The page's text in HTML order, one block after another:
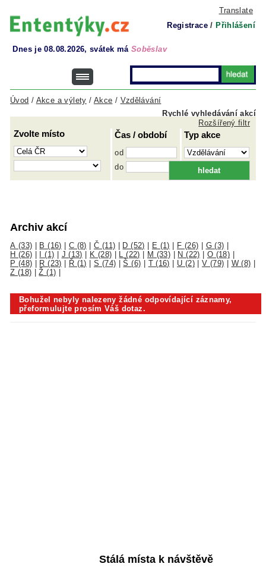
Translate
Registrace / Přihlášení
Dnes je 08.08.2026, svátek má Soběslav
Rychlé vyhledávání akcí
Úvod / Akce a výlety / Akce / Vzdělávání
Zvolte místo Čas / období
od
do
Typ akce
Rozšířený filtr
Archiv akcí
A (33) B (16) C (8) |Č (11) D (52) E (1) F (26) G (3)
H (26)
I (1) J (13) K (28) L (22) M (33) N (22) O (18)
P (48)
R (23) Ř (1) |S (74) |Š (6) T (16) U (2)|V (79) W (8)
Z (18) |Ž (1)
Bohužel nebyly nalezeny žádné odpovídající záznamy,
přeformulujte prosím Váš dotaz.
Stálá místa k návštěvě